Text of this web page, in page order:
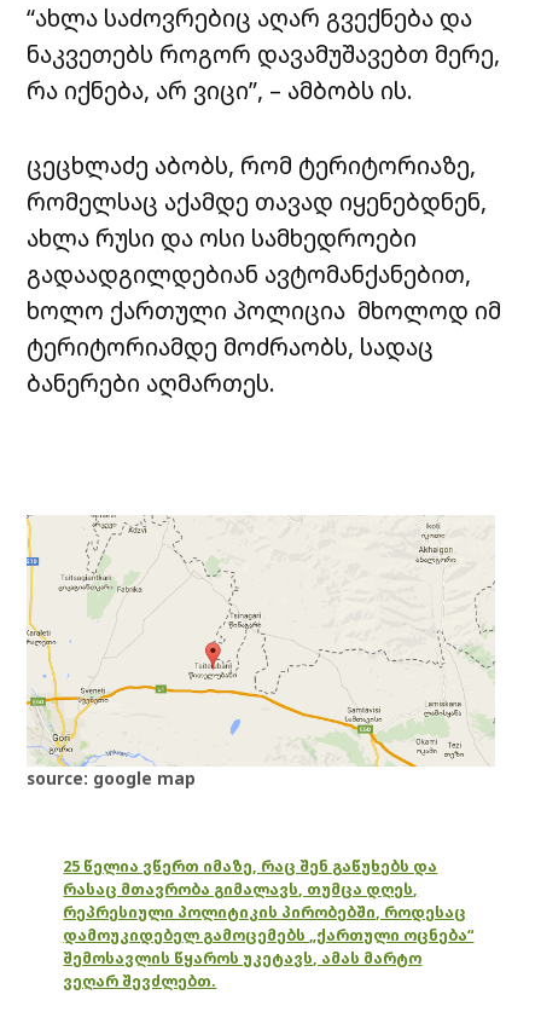
“ახლა საძოვრებიც აღარ გვექნება და
ნაკვეთებს როგორ დავამუშავებთ მერე,
რა იქნება, არ ვიცი”, – ამბობს ის.
ცეცხლაძე აბობს, რომ ტერიტორიაზე,
რომელსაც აქამდე თავად იყენებდნენ,
ახლა რუსი და ოსი სამხედროები
გადაადგილდებიან ავტომანქანებით,
ხოლო ქართული პოლიცია მხოლოდ იმ
ტერიტორიამდე მოძრაობს, სადაც
ბანერები აღმართეს.
source: google map
25 წელია ვწერთ იმაზე, რაც შენ გაწუხებს და
რასაც მთავრობა გიმალავს, თუმცა დღეს,
რეპრესიული პოლიტიკის პირობებში, როდესაც
დამოუკიდებელ გამოცემებს „ქართული ოცნება“
შემოსავლის წყაროს უკეტავს, ამას მარტო
ვეღარ შევძლებთ.